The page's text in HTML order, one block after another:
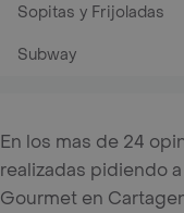
Sopitas y Frijoladas
Subway
En los mas de 24
realizadas pidiendo
Gourmet en